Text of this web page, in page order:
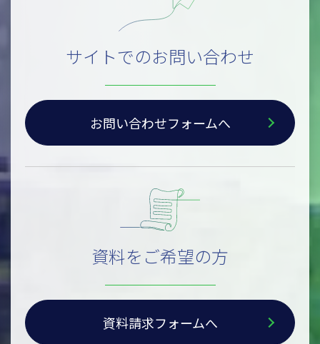
サイトでのお問い合わせ
お問い合わせフォームへ
資料をご希望の方
資料請求フォームへ